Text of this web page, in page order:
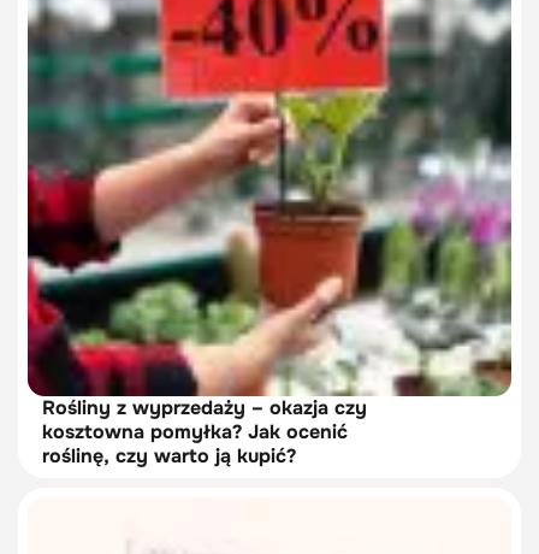
Rośliny z wyprzedaży – okazja czy
kosztowna pomyłka? Jak ocenić
roślinę, czy warto ją kupić?